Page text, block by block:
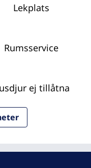
Lekplats
Rumsservice
ej tillåtna